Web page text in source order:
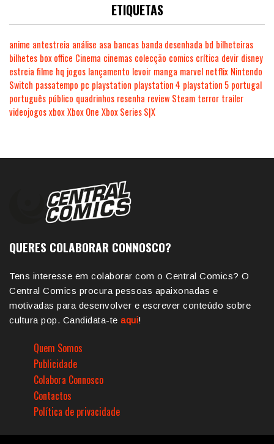
ETIQUETAS
anime antestreia análise asa bancas banda desenhada bd bilheteiras
bilhetes box office Cinema cinemas colecção comics crítica devir disney
estreia filme hq jogos lançamento levoir manga marvel netflix Nintendo
Switch passatempo pc playstation playstation 4 playstation 5 portugal
português público quadrinhos resenha review Steam terror trailer
videojogosxboxXbox One Xbox Series S|X
QUERES COLABORAR CONNOSCO?
Tens interesse em colaborar com o Central Comics? O
Central Comics procura pessoas apaixonadas e
motivadas para desenvolver e escrever conteúdo sobre
cultura pop. Candidata-te aqui!
Quem Somos
Publicidade
Colabora Connosco
Contactos
Política de privacidade